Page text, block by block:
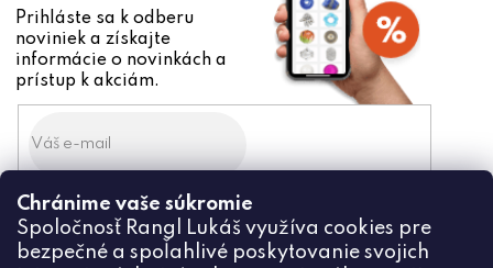
Chránime vaše súkromie
Spoločnosť Rangl Lukáš využíva cookies pre
bezpečné a spoľahlivé poskytovanie svojich
Prihláste sa k odberu
noviniek a získajte
informácie o novinkách a
prístup k akciám.
Odoslaním súhlasíte zo
spracovaním osobných údajov